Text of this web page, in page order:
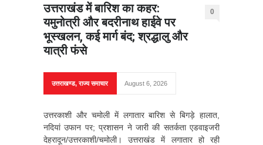
उत्तराखंड में बारिश का कहर:
यमुनोत्री और बदरीनाथ हाईवे पर
भूस्खलन, कई मार्ग बंद; श्रद्धालु और
यात्री फंसे
0
उत्तराखण्ड,राज्य समाचार August 6, 2026
उत्तरकाशी और चमोली में लगातार बारिश से बिगड़े हालात,
नदियां उफान पर; प्रशासन ने जारी की सतर्कता एडवाइजरी
देहरादून/उत्तरकाशी/चमोली। उत्तराखंड में लगातार हो रही